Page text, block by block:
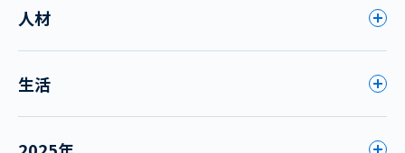
人材
生活